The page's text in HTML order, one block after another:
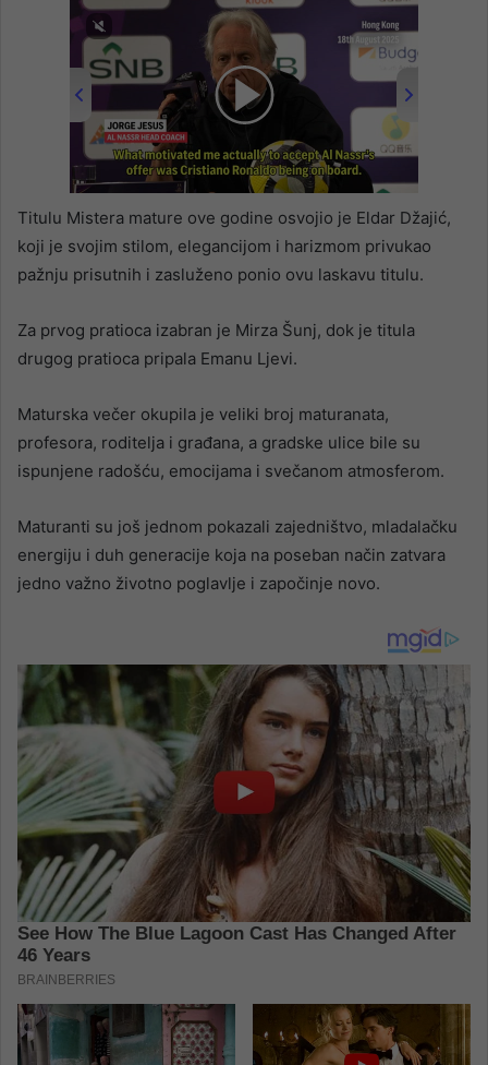
00:00/02:14
Titulu Mistera mature ove godine osvojio je Eldar Džajić,
koji je svojim stilom, elegancijom i harizmom privukao
pažnju prisutnih i zasluženo ponio ovu laskavu titulu.
Za prvog pratioca izabran je Mirza Šunj, dok je titula
drugog pratioca pripala Emanu Ljevi.
Maturska večer okupila je veliki broj maturanata,
profesora, roditelja i građana, a gradske ulice bile su
ispunjene radošću, emocijama i svečanom atmosferom.
Maturanti su još jednom pokazali zajedništvo, mladalačku
energiju i duh generacije koja na poseban način zatvara
jedno važno životno poglavlje i započinje novo.